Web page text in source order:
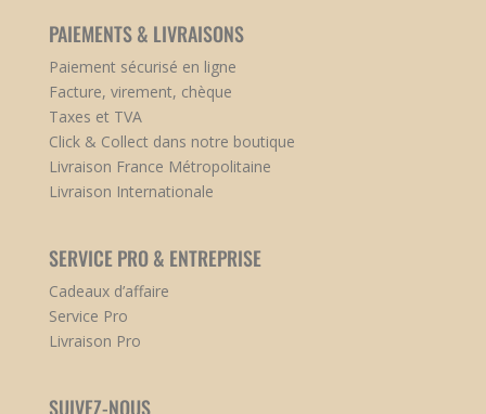
PAIEMENTS & LIVRAISONS
Paiement sécurisé en ligne
Facture, virement, chèque
Taxes et TVA
Click & Collect dans notre boutique
Livraison France Métropolitaine
Livraison Internationale
SERVICE PRO & ENTREPRISE
Cadeaux d’affaire
Service Pro
Livraison Pro
SUIVEZ-NOUS